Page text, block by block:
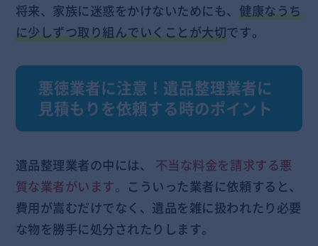
将来、家族に迷惑をかけないためにも、 健康なうち
に少しずつ取り組んでいくことが大切です。
悪徳業者に注意！遺品整理業者に
見積もりを依頼する時のポイント
遺品整理業者の中には、
不当な料金を請求する悪
質な業者がいます。 こういった業者に依頼すると、
費用が嵩むだけでなく、遺品を雑に扱われたり必要
な物を勝手に処分されたりします。